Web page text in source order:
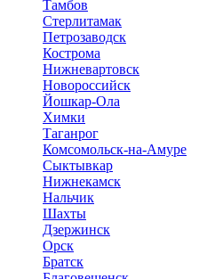
Тамбов
Стерлитамак
Петрозаводск
Кострома
Нижневартовск
Новороссийск
Йошкар-Ола
Химки
Таганрог
Комсомольск-на-Амуре
Сыктывкар
Нижнекамск
Нальчик
Шахты
Дзержинск
Орск
Братск